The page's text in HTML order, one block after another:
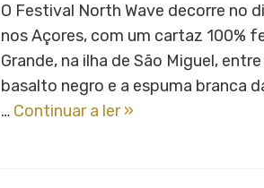
O Festival North Wave decorre no
nos Açores, com um cartaz 100%
Grande, na ilha de São Miguel,
basalto negro e a espuma branca
… Continuar a ler »